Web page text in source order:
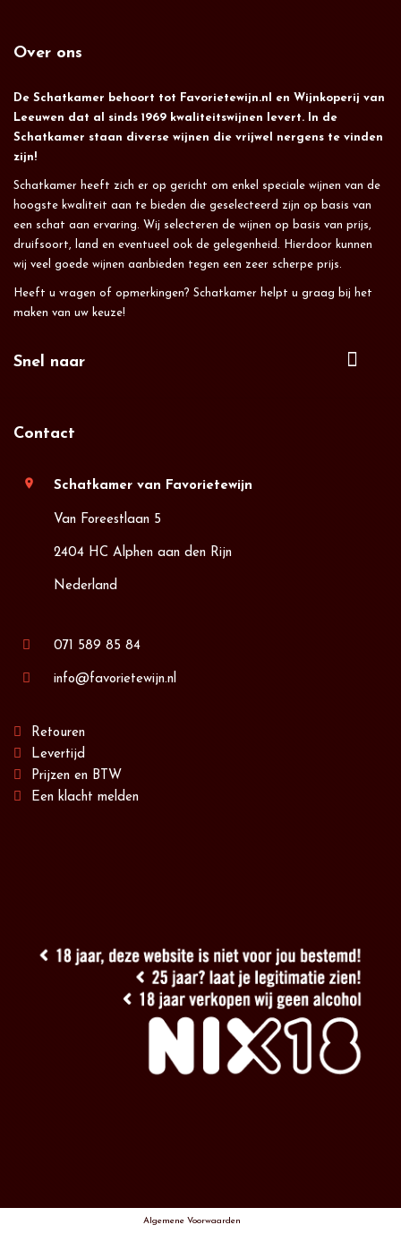
Over ons
De Schatkamer behoort tot Favorietewijn.nl en Wijnkoperij van
Leeuwen dat al sinds 1969 kwaliteitswijnen levert. In de
Schatkamer staan diverse wijnen die vrijwel nergens te vinden
zijn!
Schatkamer heeft zich er op gericht om enkel speciale wijnen van de
hoogste kwaliteit aan te bieden die geselecteerd zijn op basis van
een schat aan ervaring. Wij selecteren de wijnen op basis van prijs,
druifsoort, land en eventueel ook de gelegenheid. Hierdoor kunnen
wij veel goede wijnen aanbieden tegen een zeer scherpe prijs.
Heeft u vragen of opmerkingen? Schatkamer helpt u graag bij het
maken van uw keuze!
Snel naar
Contact
location_on Schatkamer van Favorietewijn
Van Foreestlaan 5
2404 HC Alphen aan den Rijn
Nederland
071 589 85 84
info@favorietewijn.nl
Retouren
Levertijd
Prijzen en BTW
Een klacht melden
Algemene Voorwaarden